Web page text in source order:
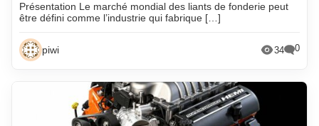
Présentation Le marché mondial des liants de fonderie peut
être défini comme l’industrie qui fabrique […]
piwi 34 0